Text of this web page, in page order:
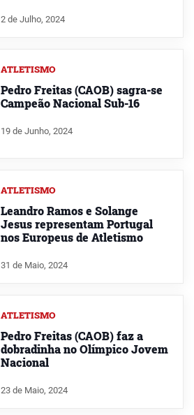
2 de Julho, 2024
ATLETISMO
Pedro Freitas (CAOB) sagra-se
Campeão Nacional Sub-16
19 de Junho, 2024
ATLETISMO
Leandro Ramos e Solange
Jesus representam Portugal
nos Europeus de Atletismo
31 de Maio, 2024
ATLETISMO
Pedro Freitas (CAOB) faz a
dobradinha no Olímpico Jovem
Nacional
23 de Maio, 2024